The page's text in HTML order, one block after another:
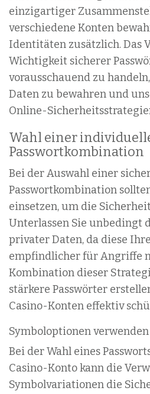
einzigartiger
verschiedene Konten
Identitäten zusätzlich. Das
Wichtigkeit sicherer
vorausschauend zu
Daten zu bewahren und
Online-
Wahl einer
Passwortkombination
Bei der Auswahl einer
Passwortkombination
einsetzen, um die
Unterlassen Sie unbedingt
privater Daten, da diese
empfindlicher für Angriffe
Kombination dieser
stärkere Passwörter
Casino-Konten effektiv
Symboloptionen verwenden
Bei der Wahl eines
Casino-Konto kann die
Symbolvariationen die